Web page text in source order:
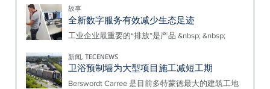
故事
全新数字服务有效减少生态足迹
工业企业最重要的“排放”是产品 &nbsp; &nbsp;
新闻, TECENEWS
卫浴预制墙为大型项目施工减短工期
Berswordt Carree 是目前多特蒙德最大的建筑工地